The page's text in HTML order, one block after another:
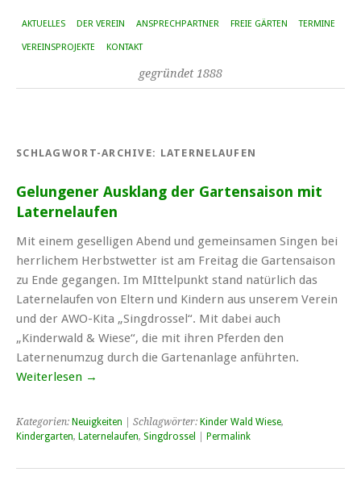
AKTUELLES DER VEREIN ANSPRECHPARTNER FREIE GÄRTEN TERMINE
VEREINSPROJEKTE KONTAKT
gegründet 1888
SCHLAGWORT-ARCHIVE: LATERNELAUFEN
Gelungener Ausklang der Gartensaison mit
Laternelaufen
Mit einem geselligen Abend und gemeinsamen Singen bei
herrlichem Herbstwetter ist am Freitag die Gartensaison
zu Ende gegangen. Im MIttelpunkt stand natürlich das
Laternelaufen von Eltern und Kindern aus unserem Verein
und der AWO-Kita „Singdrossel“. Mit dabei auch
„Kinderwald & Wiese“, die mit ihren Pferden den
Laternenumzug durch die Gartenanlage anführten.
Weiterlesen →
Kategorien: Neuigkeiten | Schlagwörter: Kinder Wald Wiese,
Kindergarten, Laternelaufen, Singdrossel Permalink